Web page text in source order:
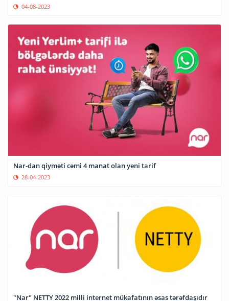
04-08-2023
Nar-dan qiyməti cəmi 4 manat olan yeni tarif
28-04-2023
"Nar" NETTY 2022 milli internet mükafatının əsas tərəfdaşıdır